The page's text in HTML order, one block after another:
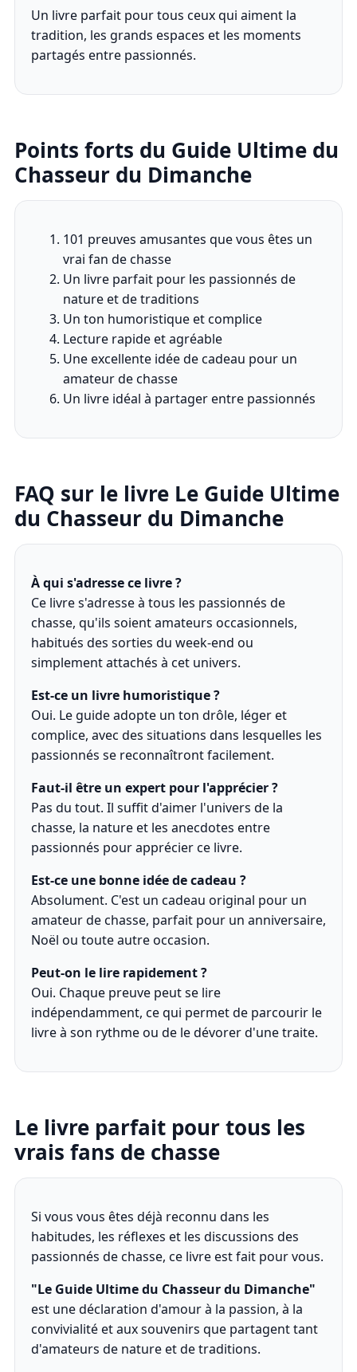
Un livre parfait pour tous ceux qui aiment la
tradition, les grands espaces et les moments
partagés entre passionnés.
Points forts du Guide Ultime du
Chasseur du Dimanche
101 preuves amusantes que vous êtes un
vrai fan de chasse
Un livre parfait pour les passionnés de
nature et de traditions
Un ton humoristique et complice
Lecture rapide et agréable
Une excellente idée de cadeau pour un
amateur de chasse
Un livre idéal à partager entre passionnés
FAQ sur le livre Le Guide Ultime
du Chasseur du Dimanche
À qui s'adresse ce livre ?
Ce livre s'adresse à tous les passionnés de
chasse, qu'ils soient amateurs occasionnels,
habitués des sorties du week-end ou
simplement attachés à cet univers.
Est-ce un livre humoristique ?
Oui. Le guide adopte un ton drôle, léger et
complice, avec des situations dans lesquelles les
passionnés se reconnaîtront facilement.
Faut-il être un expert pour l'apprécier ?
Pas du tout. Il suffit d'aimer l'univers de la
chasse, la nature et les anecdotes entre
passionnés pour apprécier ce livre.
Est-ce une bonne idée de cadeau ?
Absolument. C'est un cadeau original pour un
amateur de chasse, parfait pour un anniversaire,
Noël ou toute autre occasion.
Peut-on le lire rapidement ?
Oui. Chaque preuve peut se lire
indépendamment, ce qui permet de parcourir le
livre à son rythme ou de le dévorer d'une traite.
Le livre parfait pour tous les
vrais fans de chasse
Si vous vous êtes déjà reconnu dans les
habitudes, les réflexes et les discussions des
passionnés de chasse, ce livre est fait pour vous.
"Le Guide Ultime du Chasseur du Dimanche"
est une déclaration d'amour à la passion, à la
convivialité et aux souvenirs que partagent tant
d'amateurs de nature et de traditions.